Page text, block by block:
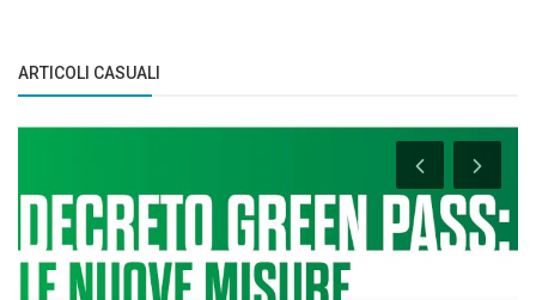
ARTICOLI CASUALI